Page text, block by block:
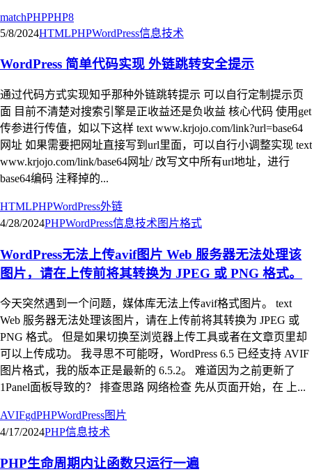
matchPHPPHP8
5/8/2024HTMLPHPWordPress信息技术
WordPress 简单代码实现 外链跳转安全提示
通过代码方式实现知乎那种外链跳转提示 可以自行定制提示页
面 目前不清楚对搜索引擎是正收益还是负收益 核心代码 使用get
传参进行传值，如以下这样 text www.krjojo.com/link?url=base64
网址 如果需要把网址直接写到url里面，可以自行小调整实现 text
www.krjojo.com/link/base64网址/ 改写文中所有url地址，进行
base64编码 注释掉的...
HTMLPHPWordPress外链
4/28/2024PHPWordPress信息技术图片格式
WordPress无法上传avif图片 Web 服务器无法处理该
图片，请在上传前将其转换为 JPEG 或 PNG 格式。
今天突然遇到一个问题，媒体库无法上传avif格式图片。 text
Web 服务器无法处理该图片，请在上传前将其转换为 JPEG 或
PNG 格式。 但是如果切换至浏览器上传工具或者在文章页里却
可以上传成功。 我寻思不可能呀，WordPress 6.5 已经支持 AVIF
图片格式，我的版本正是最新的 6.5.2。 难道因为之前更新了
1Panel面板导致的？ 排查思路 网络检查 先从页面开始，在 上...
AVIFgdPHPWordPress图片
4/17/2024PHP信息技术
PHP生命周期内让函数只运行一遍